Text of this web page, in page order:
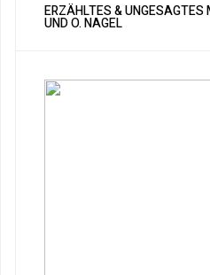
ERZÄHLTES & UNGESAGTES
ND O. NAGEL